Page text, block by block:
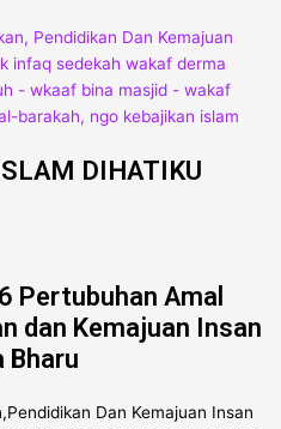
DIHATIKU
Pertubuhan Amal
dan Kemajuan Insan
Bharu